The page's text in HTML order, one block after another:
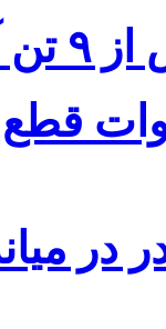
قطع
در